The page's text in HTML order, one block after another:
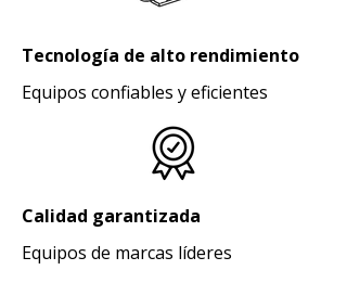
Tecnología de alto rendimiento
Equipos confiables y eficientes
Calidad garantizada
Equipos de marcas líderes